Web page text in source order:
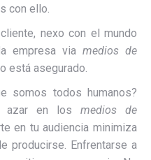
con ello.
nexo con el mundo
empresa viamedios de
está asegurado.
somos todos humanos?
azar en losmedios de
en tu audiencia minimiza
producirse. Enfrentarse a